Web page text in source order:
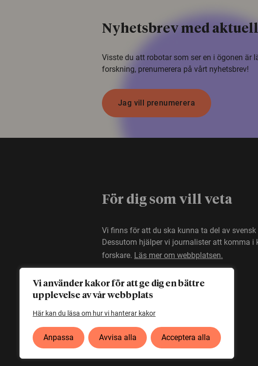
Vi använder kakor för att ge dig en bättre
upplevelse av vår webbplats
Här kan du läsa om hur vi hanterar kakor
Anpassa Avvisa alla Acceptera alla
Nyhetsbrev med
Visste du att robotar som ser en i ögonen är
forskning, prenumerera på vårt nyhetsbrev!
Jag vill prenumerera
För dig som vill veta
Vi finns för att du ska kunna ta del av
Dessutom hjälper vi journalister att komma i
forskare. Läs mer om webbplatsen.